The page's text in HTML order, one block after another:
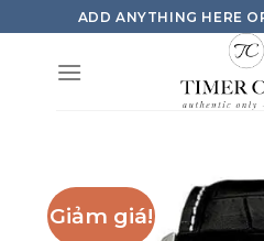
to
content
ADD ANYTHING HERE
Giảm giá!